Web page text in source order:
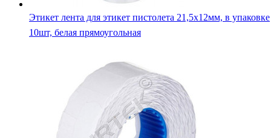
Этикет лента для этикет пистолета 21,5х12мм, в упаковке
10шт, белая прямоугольная